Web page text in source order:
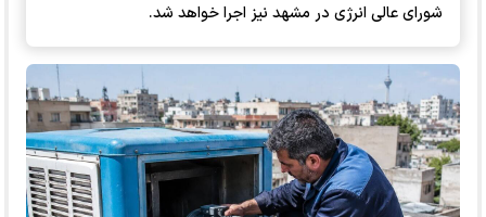
شورای عالی انرژی در مشهد نیز اجرا خواهد شد.